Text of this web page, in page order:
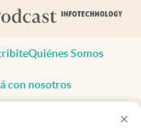
×
Quiénes Somos
con nosotros